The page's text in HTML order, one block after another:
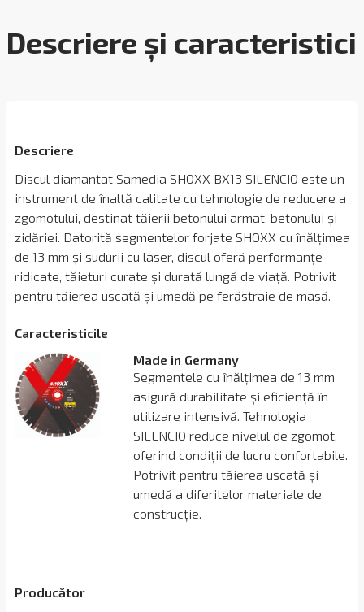
Descriere și caracteristici
Descriere
Discul diamantat Samedia SHOXX BX13 SILENCIO este un
instrument de înaltă calitate cu tehnologie de reducere a
zgomotului, destinat tăierii betonului armat, betonului și
zidăriei. Datorită segmentelor forjate SHOXX cu înălțimea
de 13 mm și sudurii cu laser, discul oferă performanțe
ridicate, tăieturi curate și durată lungă de viață. Potrivit
pentru tăierea uscată și umedă pe ferăstraie de masă.
Сaracteristicile
Made in Germany
Segmentele cu înălțimea de 13 mm
asigură durabilitate și eficiență în
utilizare intensivă. Tehnologia
SILENCIO reduce nivelul de zgomot,
oferind condiții de lucru confortabile.
Potrivit pentru tăierea uscată și
umedă a diferitelor materiale de
construcție.
Producător